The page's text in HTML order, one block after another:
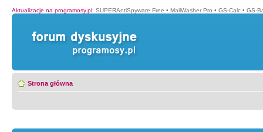
Aktualizacje na programosy.pl: SUPERAntiSpyware Free • MailWasher Pro • GS-Calc • GS-
Strona główna